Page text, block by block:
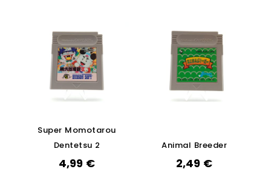
Super Momotarou
Dentetsu 2
4,99 €
Animal Breeder
2,49 €